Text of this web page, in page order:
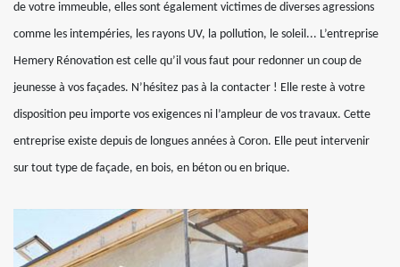
de votre immeuble, elles sont également victimes de diverses agressions
comme les intempéries, les rayons UV, la pollution, le soleil... L’entreprise
Hemery Rénovation est celle qu’il vous faut pour redonner un coup de
jeunesse à vos façades. N’hésitez pas à la contacter ! Elle reste à votre
disposition peu importe vos exigences ni l’ampleur de vos travaux. Cette
entreprise existe depuis de longues années à Coron. Elle peut intervenir
sur tout type de façade, en bois, en béton ou en brique.